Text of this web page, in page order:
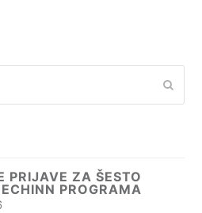
PRIJAVE ZA ŠESTO
PROGRAMA